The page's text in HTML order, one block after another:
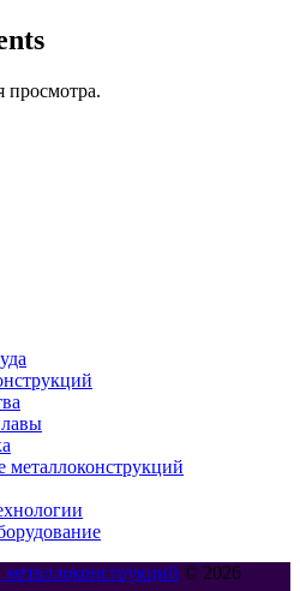
просмотра.
металлоконструкций
© 2026